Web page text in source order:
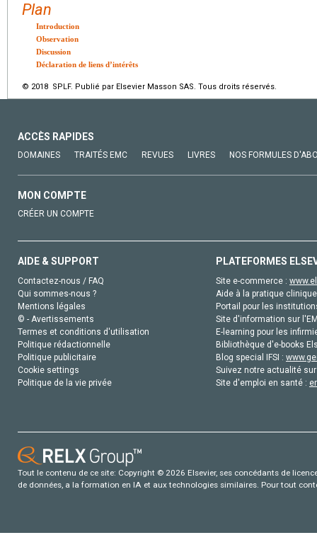
Plan
Introduction
Observation
Discussion
Déclaration de liens d’intérêts
© 2018 SPLF. Publié par Elsevier Masson SAS. Tous droits réservés.
ACCÈS RAPIDES
DOMAINES TRAITÉS EMC REVUES LIVRES NOS FORMULES
MON COMPTE
CRÉER UN COMPTE
AIDE & SUPPORT
Contactez-nous / FAQ
Qui sommes-nous ?
Mentions légales
© - Avertissements
Termes et conditions d'utilisation
Politique rédactionnelle
Politique publicitaire
Cookie settings
Politique de la vie privée
PLATEFORMES
Site e-commerce :
Aide à la pratique
Portail pour les
Site d'information sur
E-learning pour les
Bibliothèque d'e-books
Blog special IFSI :
Suivez notre actualité
Site d'emploi en santé :
Tout le contenu de ce site: Copyright © 2026 Elsevier, ses concédants de
de données, a la formation en IA et aux technologies similaires. Pour tout